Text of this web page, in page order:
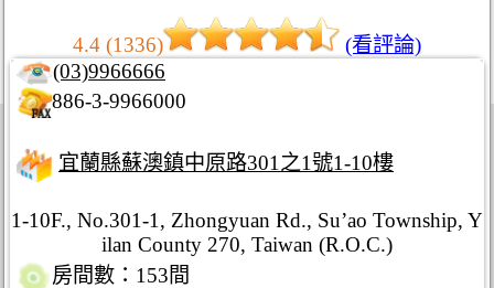
4.4 (1336)
(看評論)
(03)9966666
886-3-9966000
宜蘭縣蘇澳鎮中原路301之1號1-10樓
1-10F., No.301-1, Zhongyuan Rd., Su’ao Township, Y
ilan County 270, Taiwan (R.O.C.)
房間數：153間